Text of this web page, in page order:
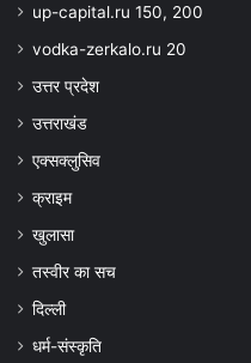
up-capital.ru 150, 200
vodka-zerkalo.ru 20
उत्तर प्रदेश
उत्तराखंड
एक्सक्लुसिव
क्राइम
खुलासा
तस्वीर का सच
दिल्ली
धर्म-संस्कृति